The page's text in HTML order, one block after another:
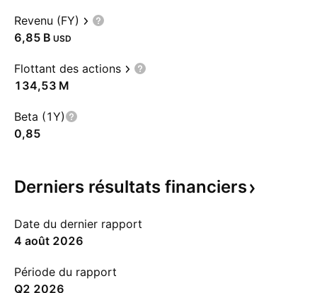
Revenu (FY)
‪6,85 B‬ USD
Flottant des actions
‪134,53 M‬
Beta (1Y)
0,85
Derniers résultats financiers
Date du dernier rapport
4 août 2026
Période du rapport
Q2 2026